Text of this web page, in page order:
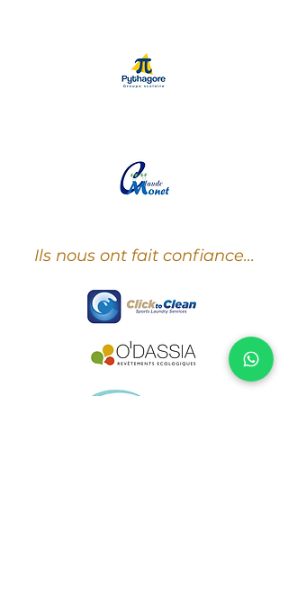
Ils nous ont fait confiance...